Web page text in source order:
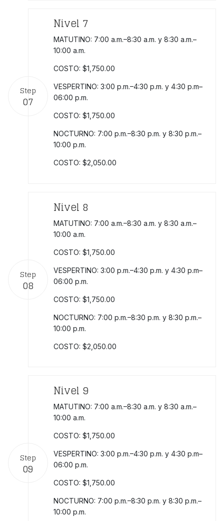
Step
07
Nivel 7
MATUTINO: 7:00 a.m.–8:30 a.m. y 8:30 a.m.–
10:00 a.m.
COSTO: $1,750.00
VESPERTINO: 3:00 p.m.–4:30 p.m. y 4:30 p.m–
06:00 p.m.
COSTO: $1,750.00
NOCTURNO: 7:00 p.m.–8:30 p.m. y 8:30 p.m.–
10:00 p.m.
COSTO: $2,050.00
Step
08
Nivel 8
MATUTINO: 7:00 a.m.–8:30 a.m. y 8:30 a.m.–
10:00 a.m.
COSTO: $1,750.00
VESPERTINO: 3:00 p.m.–4:30 p.m. y 4:30 p.m–
06:00 p.m.
COSTO: $1,750.00
NOCTURNO: 7:00 p.m.–8:30 p.m. y 8:30 p.m.–
10:00 p.m.
COSTO: $2,050.00
Step
09
Nivel 9
MATUTINO: 7:00 a.m.–8:30 a.m. y 8:30 a.m.–
10:00 a.m.
COSTO: $1,750.00
VESPERTINO: 3:00 p.m.–4:30 p.m. y 4:30 p.m–
06:00 p.m.
COSTO: $1,750.00
NOCTURNO: 7:00 p.m.–8:30 p.m. y 8:30 p.m.–
10:00 p.m.